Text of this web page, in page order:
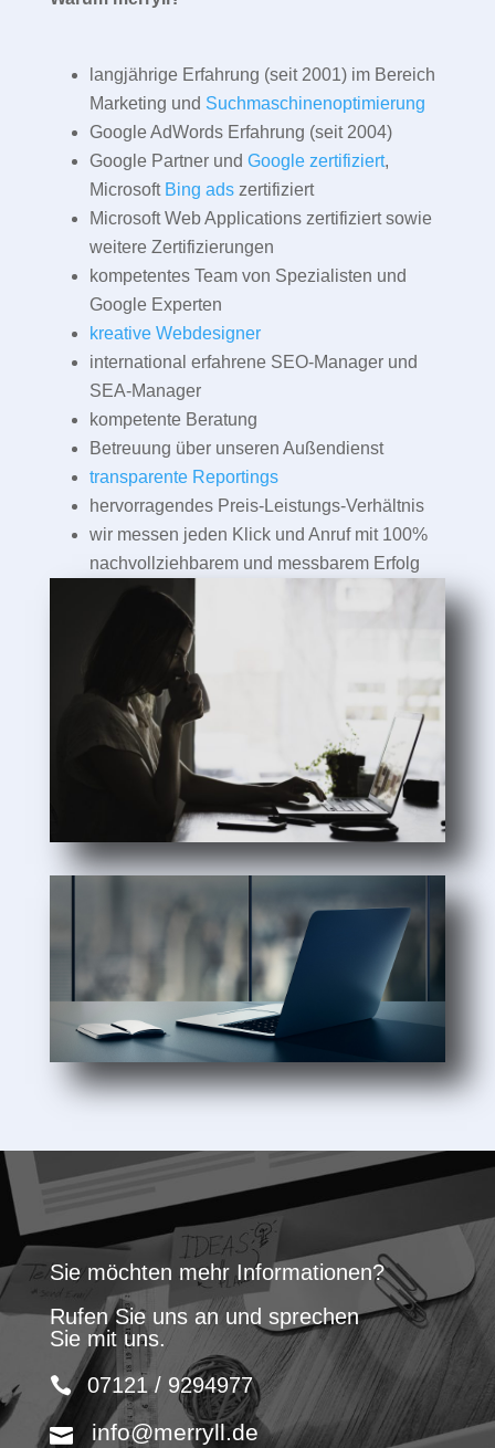
langjährige Erfahrung (seit 2001) im Bereich
Marketing und Suchmaschinenoptimierung
Google AdWords Erfahrung (seit 2004)
Google Partner und Google zertifiziert,
Microsoft Bing adszertifiziert
Microsoft Web Applications zertifiziert sowie
weitere Zertifizierungen
kompetentes Team von Spezialisten und
Google Experten
kreative Webdesigner
international erfahrene SEO-Manager und
SEA-Manager
kompetente Beratung
Betreuung über unseren Außendienst
transparente Reportings
hervorragendes Preis-Leistungs-Verhältnis
wir messen jeden Klick und Anruf mit 100%
nachvollziehbarem und messbarem Erfolg
Sie möchten mehr Informationen?
Rufen Sie uns an und sprechen
Sie mit uns.
07121 / 9294977
info@merryll.de